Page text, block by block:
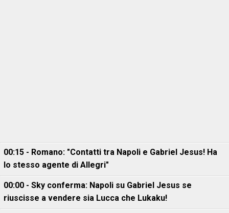
00:15 - Romano: "Contatti tra Napoli e Gabriel Jesus! Ha
lo stesso agente di Allegri"
00:00 - Sky conferma: Napoli su Gabriel Jesus se
riuscisse a vendere sia Lucca che Lukaku!